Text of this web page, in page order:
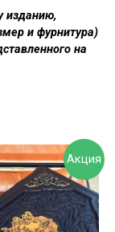
изданию,
и фурнитура)
на
Акция